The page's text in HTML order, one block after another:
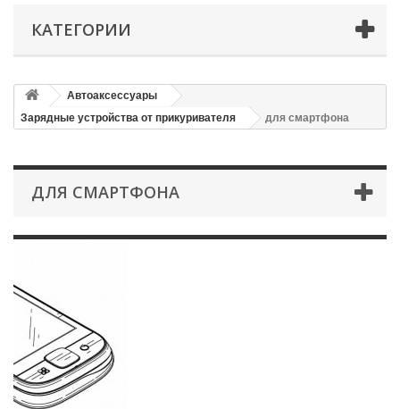
КАТЕГОРИИ
Автоаксессуары
Зарядные устройства от прикуривателя
для смартфона
ДЛЯ СМАРТФОНА